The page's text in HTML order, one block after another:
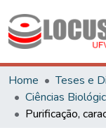
Home
Teses e